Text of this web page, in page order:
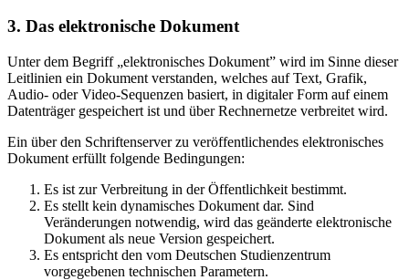
3. Das elektronische Dokument
Unter dem Begriff „elektronisches Dokument” wird im Sinne dieser
Leitlinien ein Dokument verstanden, welches auf Text, Grafik,
Audio- oder Video-Sequenzen basiert, in digitaler Form auf einem
Datenträger gespeichert ist und über Rechnernetze verbreitet wird.
Ein über den Schriftenserver zu veröffentlichendes elektronisches
Dokument erfüllt folgende Bedingungen:
Es ist zur Verbreitung in der Öffentlichkeit bestimmt.
Es stellt kein dynamisches Dokument dar. Sind
Veränderungen notwendig, wird das geänderte elektronische
Dokument als neue Version gespeichert.
Es entspricht den vom Deutschen Studienzentrum
vorgegebenen technischen Parametern.